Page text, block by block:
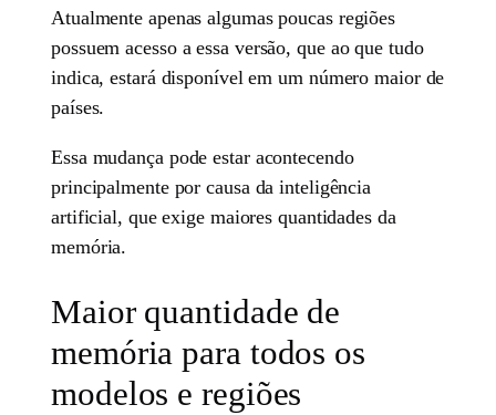
Atualmente apenas algumas poucas regiões
possuem acesso a essa versão, que ao que tudo
indica, estará disponível em um número maior de
países.
Essa mudança pode estar acontecendo
principalmente por causa da inteligência
artificial, que exige maiores quantidades da
memória.
Maior quantidade de
memória para todos os
modelos e regiões